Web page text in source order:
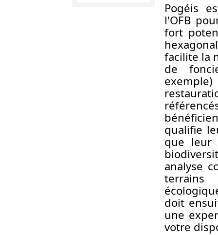
Pogéis
l'OFB
fort
facilite la
de
qualifie
que leur
analyse
doit
une
votre